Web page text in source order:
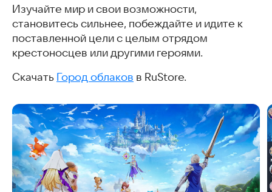
Изучайте мир и свои возможности,
становитесь сильнее, побеждайте и идите к
поставленной цели с целым отрядом
крестоносцев или другими героями.
Скачать Город облаков в RuStore.